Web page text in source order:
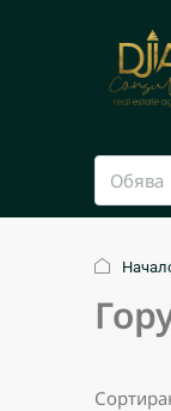
Обява